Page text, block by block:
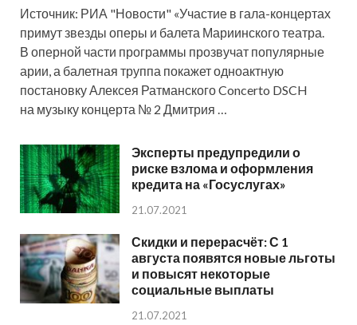
Источник: РИА "Новости" «Участие в гала-концертах
примут звезды оперы и балета Мариинского театра.
В оперной части программы прозвучат популярные
арии, а балетная труппа покажет одноактную
постановку Алексея Ратманского Concerto DSCH
на музыку концерта № 2 Дмитрия …
Эксперты предупредили о
риске взлома и оформления
кредита на «Госуслугах»
21.07.2021
Скидки и перерасчёт: С 1
августа появятся новые льготы
и повысят некоторые
социальные выплаты
21.07.2021